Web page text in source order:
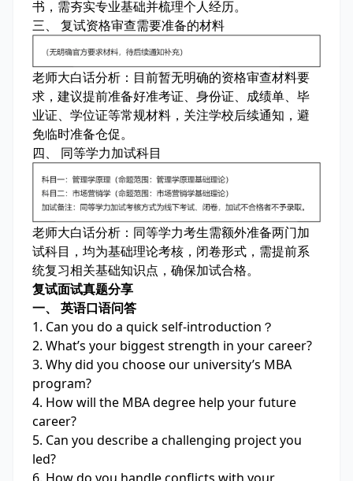
书，需夯实专业基础并梳理个人经历。
三、 复试资格审查需要准备的材料
老师大白话分析： 目前暂无明确的资格审查材料要
求，建议提前准备好准考证、身份证、成绩单、毕
业证、学位证等常规材料，关注学校后续通知，避
免临时准备仓促。
四、 同等学力加试科目
老师大白话分析： 同等学力考生需额外准备两门加
试科目，均为基础理论考核，闭卷形式，需提前系
统复习相关基础知识点，确保加试合格。
复试面试真题分享
一、 英语口语问答
1. Can you do a quick self-introduction？
2. What’s your biggest strength in your career?
3. Why did you choose our university’s MBA
program?
4. How will the MBA degree help your future
career?
5. Can you describe a challenging project you
led?